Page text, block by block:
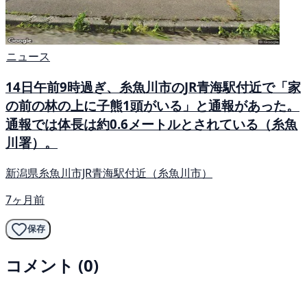
ニュース
14日午前9時過ぎ、糸魚川市のJR青海駅付近で「家
の前の林の上に子熊1頭がいる」と通報があった。
通報では体長は約0.6メートルとされている（糸魚
川署）。
新潟県糸魚川市JR青海駅付近（糸魚川市）
7ヶ月前
保存
コメント (0)